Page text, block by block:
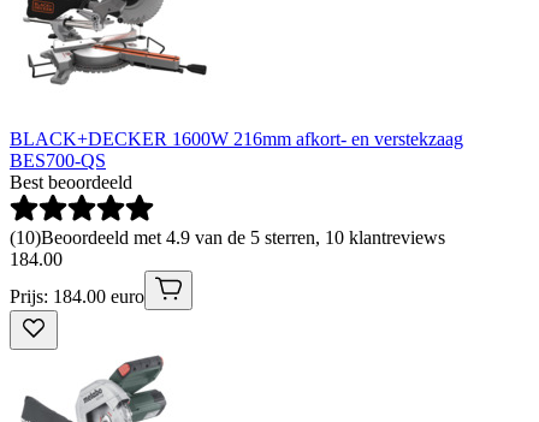
BLACK+DECKER 1600W 216mm afkort- en verstekzaag
BES700-QS
Best beoordeeld
(10)Beoordeeld met 4.9 van de 5 sterren, 10 klantreviews
184.00
Prijs: 184.00 euro